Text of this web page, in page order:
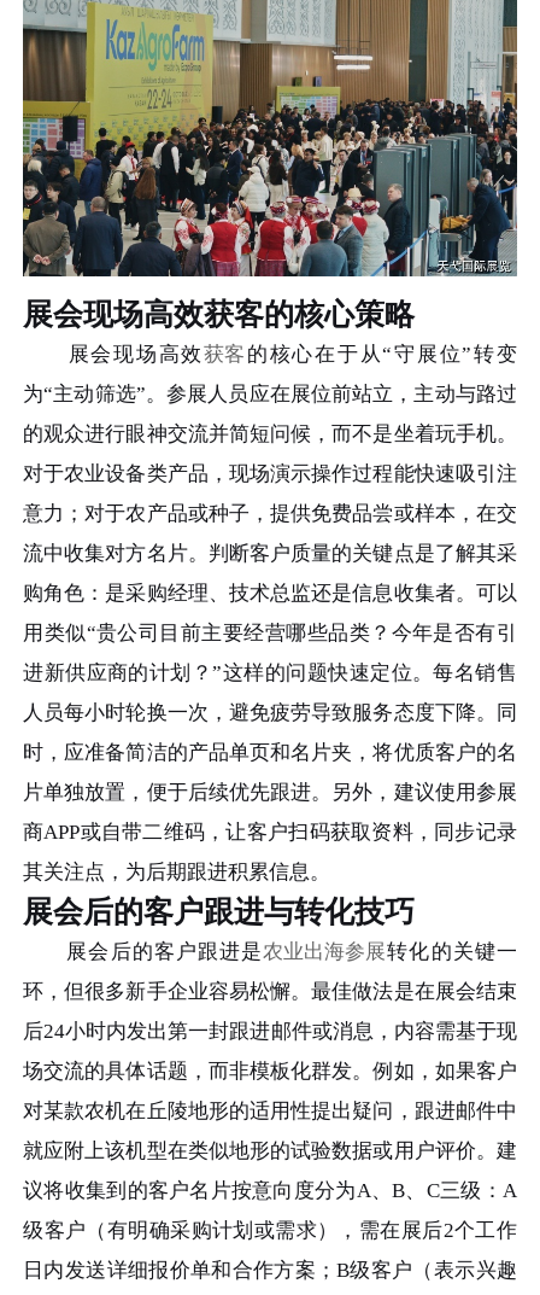
展会现场高效获客的核心策略
展会现场高效获客 的核心在于从“守展位”转变
为“主动筛选”。参展人员应在展位前站立，主动与路过
的观众进行眼神交流并简短问候，而不是坐着玩手机。
对于农业设备类产品，现场演示操作过程能快速吸引注
意力；对于农产品或种子，提供免费品尝或样本，在交
流中收集对方名片。判断客户质量的关键点是了解其采
购角色：是采购经理、技术总监还是信息收集者。可以
用类似“贵公司目前主要经营哪些品类？今年是否有引
进新供应商的计划？”这样的问题快速定位。每名销售
人员每小时轮换一次，避免疲劳导致服务态度下降。同
时，应准备简洁的产品单页和名片夹，将优质客户的名
片单独放置，便于后续优先跟进。另外，建议使用参展
商APP或自带二维码，让客户扫码获取资料，同步记录
其关注点，为后期跟进积累信息。
展会后的客户跟进与转化技巧
展会后的客户跟进是农业出海参展转化的关键一
环，但很多新手企业容易松懈。最佳做法是在展会结束
后24小时内发出第一封跟进邮件或消息，内容需基于现
场交流的具体话题，而非模板化群发。例如，如果客户
对某款农机在丘陵地形的适用性提出疑问，跟进邮件中
就应附上该机型在类似地形的试验数据或用户评价。建
议将收集到的客户名片按意向度分为A、B、C三级：A
级客户（有明确采购计划或需求），需在展后2个工作
日内发送详细报价单和合作方案；B级客户（表示兴趣